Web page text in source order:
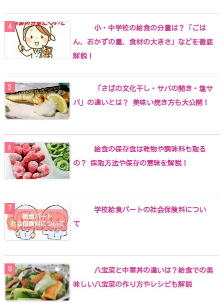
小・中学校の給食の分量は？「ごは
ん、おかずの量、食材の大きさ」などを徹底
解説！
「さばの文化干し・サバの開き・塩サ
バ」の違いとは？ 美味い焼き方も大公開！
給食の保存食は乾物や調味料も取る
の？ 採取方法や保存の意味を解説！
学校給食パートの社会保険料につい
て
八宝菜と中華丼の違いは？給食での美
味しい八宝菜の作り方やレシピも解説